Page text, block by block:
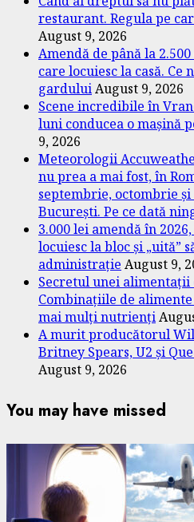
restaurant. Regula pe
August 9, 2026
Amendă de până la
care locuiesc la casă. Ce
garduluiAugust 9, 2026
Scene incredibile în
luni conducea o mașină
9, 2026
Meteorologii
nu prea a mai fost, în
septembrie, octombrie
București. Pe ce dată
3.000 lei amendă în
locuiesc la bloc și „uită”
administrație August 9,
Secretul unei alimentații
Combinațiile de
mai mulți nutrienți
A murit producătorul
Britney Spears, U2 și
August 9, 2026
You may have missed